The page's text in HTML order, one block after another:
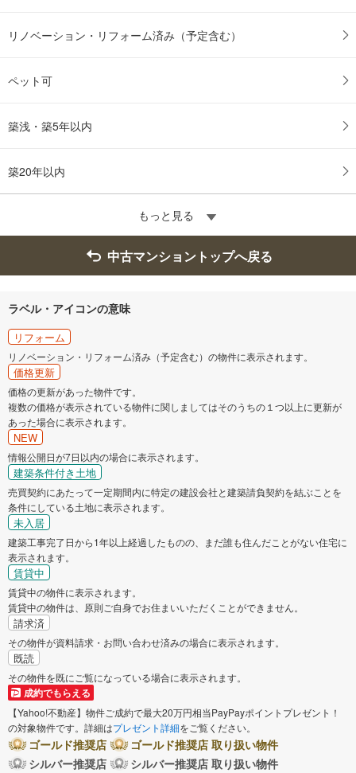
す
リノベーション・リフォーム済み（予定含む）
ペット可
築浅・築5年以内
築20年以内
もっと見る
中古マンショントップへ戻る
ラベル・アイコンの意味
リフォーム
リノベーション・リフォーム済み（予定含む）の物件に表示されます。
価格更新
価格の更新があった物件です。
複数の価格が表示されている物件に関しましてはそのうちの１つ以上に更新が
あった場合に表示されます。
NEW
情報公開日が7日以内の場合に表示されます。
建築条件付き土地
売買契約にあたって一定期間内に特定の建設会社と建築請負契約を結ぶことを
条件にしている土地に表示されます。
未入居
建築工事完了日から1年以上経過したものの、まだ誰も住んだことがない住宅に
表示されます。
賃貸中
賃貸中の物件に表示されます。
賃貸中の物件は、原則ご自身でお住まいいただくことができません。
請求済
その物件が資料請求・お問い合わせ済みの場合に表示されます。
既読
その物件を既にご覧になっている場合に表示されます。
成約でもらえる
【Yahoo!不動産】物件ご成約で最大20万円相当PayPayポイントプレゼント！
の対象物件です。詳細はプレゼント詳細をご覧ください。
ゴールド推奨店
ゴールド推奨店 取り扱い物件
シルバー推奨店
シルバー推奨店 取り扱い物件